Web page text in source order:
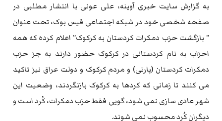
به گزارش سایت خبری آوینه، علی عونی با انتشار مطلبی در
صفحه شخصی خود در شبکه اجتماعی فیس بوک، تحت عنوان
” بازگشت حزب دمکرات کردستان به کرکوک” اعلام کرده که همه
احزاب به نام کردستانی در کرکوک حضور دارند به جز حزب
دمکرات کردستان (پارتی) و مردم کرکوک و دولت عراق نیز تاکید
می کنند تا زمانی که کردها به کرکوک بازنگردند، وضعیت این
شهر عادی سازی نمی شود، گویی فقط حزب دمکرات، کُرد است و
دیگران کُرد محسوب نمی شوند.